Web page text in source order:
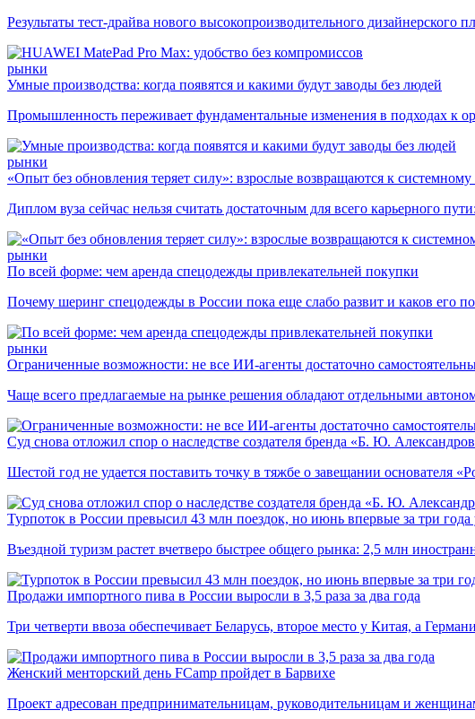
Результаты тест-драйва нового высокопроизводительного дизайнерского
рынки
Умные производства: когда появятся и какими будут заводы без людей
Промышленность переживает фундаментальные изменения в подходах к
рынки
«Опыт без обновления теряет силу»: взрослые возвращаются к
Диплом вуза сейчас нельзя считать достаточным для всего карьерного
рынки
По всей форме: чем аренда спецодежды привлекательней покупки
Почему шеринг спецодежды в России пока еще слабо развит и каков его
рынки
Ограниченные возможности: не все ИИ-агенты достаточно
Чаще всего предлагаемые на рынке решения обладают отдельными
Суд снова отложил спор о наследстве создателя бренда «Б. Ю.
Шестой год не удается поставить точку в тяжбе о завещании основателя
Турпоток в России превысил 43 млн поездок, но июнь впервые за три
Въездной туризм растет вчетверо быстрее общего рынка: 2,5 млн
Продажи импортного пива в России выросли в 3,5 раза за два года
Три четверти ввоза обеспечивает Беларусь, второе место у Китая, а
Женский менторский день FCamp пройдет в Барвихе
Проект адресован предпринимательницам, руководительницам и